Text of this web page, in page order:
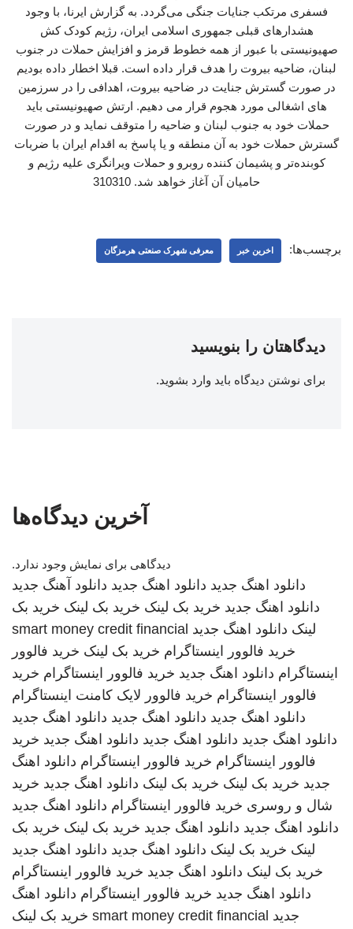
فسفری مرتکب جنایات جنگی می‌گردد. به گزارش ایرنا، با وجود
هشدارهای قبلی جمهوری اسلامی ایران، رژیم کودک کش
صهیونیستی با عبور از همه خطوط قرمز و افزایش حملات در جنوب
لبنان، ضاحیه بیروت را هدف قرار داده است. قبلا اخطار داده بودیم
در صورت گسترش جنایت در ضاحیه بیروت، اهدافی را در سرزمین
های اشغالی مورد هجوم قرار می دهیم. ارتش صهیونیستی باید
حملات خود به جنوب لبنان و ضاحیه را متوقف نماید و در صورت
گسترش حملات خود به آن منطقه و یا پاسخ به اقدام ایران با ضربات
کوبنده‌تر و پشیمان کننده روبرو و حملات ویرانگری علیه رژیم و
حامیان آن آغاز خواهد شد. 310310
برچسب‌ها: اخرین خبر معرفی شهرک صنعتی هرمزگان
دیدگاهتان را بنویسید
برای نوشتن دیدگاه باید وارد بشوید.
آخرین دیدگاه‌ها
دیدگاهی برای نمایش وجود ندارد.
دانلود اهنگ جدید دانلود اهنگ جدید دانلود آهنگ جدید
دانلود اهنگ جدید خرید بک لینک خرید بک لینک خرید بک
لینک دانلود اهنگ جدید smart money credit financial
خرید فالوور اینستاگرام خرید بک لینک خرید فالوور
اینستاگرام دانلود اهنگ جدید خرید فالوور اینستاگرام خرید
فالوور اینستاگرام خرید فالوور لایک کامنت اینستاگرام
دانلود اهنگ جدید دانلود اهنگ جدید دانلود اهنگ جدید
دانلود اهنگ جدید دانلود اهنگ جدید دانلود اهنگ جدید خرید
فالوور اینستاگرام خرید فالوور اینستاگرام دانلود اهنگ
جدید خرید بک لینک خرید بک لینک دانلود اهنگ جدید خرید
شال و روسری خرید فالوور اینستاگرام دانلود اهنگ جدید
دانلود اهنگ جدید دانلود اهنگ جدید خرید بک لینک خرید بک
لینک خرید بک لینک دانلود اهنگ جدید دانلود اهنگ جدید
خرید بک لینک دانلود اهنگ جدید خرید فالوور اینستاگرام
دانلود اهنگ جدید خرید فالوور اینستاگرام دانلود اهنگ
جدید smart money credit financial خرید بک لینک